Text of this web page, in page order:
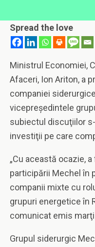
Spread the love
Ministrul Economiei,
Afaceri, Ion Ariton, a
companiei
vicepreşedintele
subiectul discuţiilor
investiţii pe care
„Cu această ocazie,
participării Mechel în
companii mixte cu
grupuri energetice în
comunicat emis
Grupul siderurgic